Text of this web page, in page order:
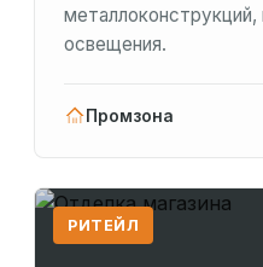
освещения.
Промзона
РИТЕЙЛ